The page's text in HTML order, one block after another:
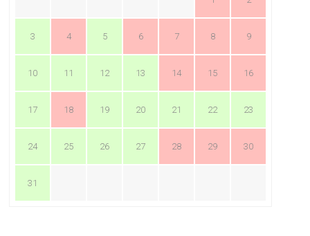
3 4 5 6 7 8 9
10 11 12 13 14 15 16
17 18 19 20 21 22 23
24 25 26 27 28 29 30
31